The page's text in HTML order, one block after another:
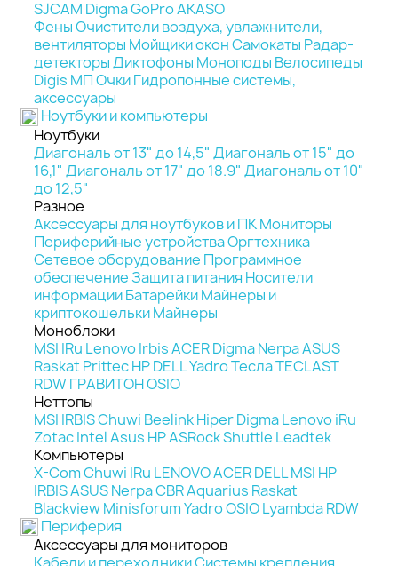
SJCAM DigmaGoProAKASO
ФеныОчистители воздуха, увлажнители,
вентиляторы Мойщики оконСамокаты Радар-
детекторыДиктофоны Моноподы Велосипеды
Digis МПОчкиГидропонные системы,
аксессуары
Ноутбуки и компьютеры
Ноутбуки
Диагональ от 13" до 14,5" Диагональ от 15" до
16,1" Диагональ от 17" до 18.9" Диагональ от 10"
до 12,5"
Разное
Аксессуары для ноутбуков и ПКМониторы
Периферийные устройстваОргтехника
Сетевое оборудование Программное
обеспечениеЗащита питания Носители
информацииБатарейкиМайнеры и
криптокошелькиМайнеры
Моноблоки
MSI IRu LenovoIrbisACERDigmaNerpaASUS
Raskat PrittecHPDELLYadroТеслаTECLAST
RDWГРАВИТОНOSIO
Неттопы
MSI IRBISChuwi BeelinkHiperDigmaLenovoiRu
ZotacIntelAsus HPASRockShuttle Leadtek
Компьютеры
X-ComChuwi IRu LENOVOACERDELLMSI HP
IRBISASUSNerpaCBRAquarius Raskat
BlackviewMinisforumYadroOSIOLyambdaRDW
Периферия
Аксессуары для мониторов